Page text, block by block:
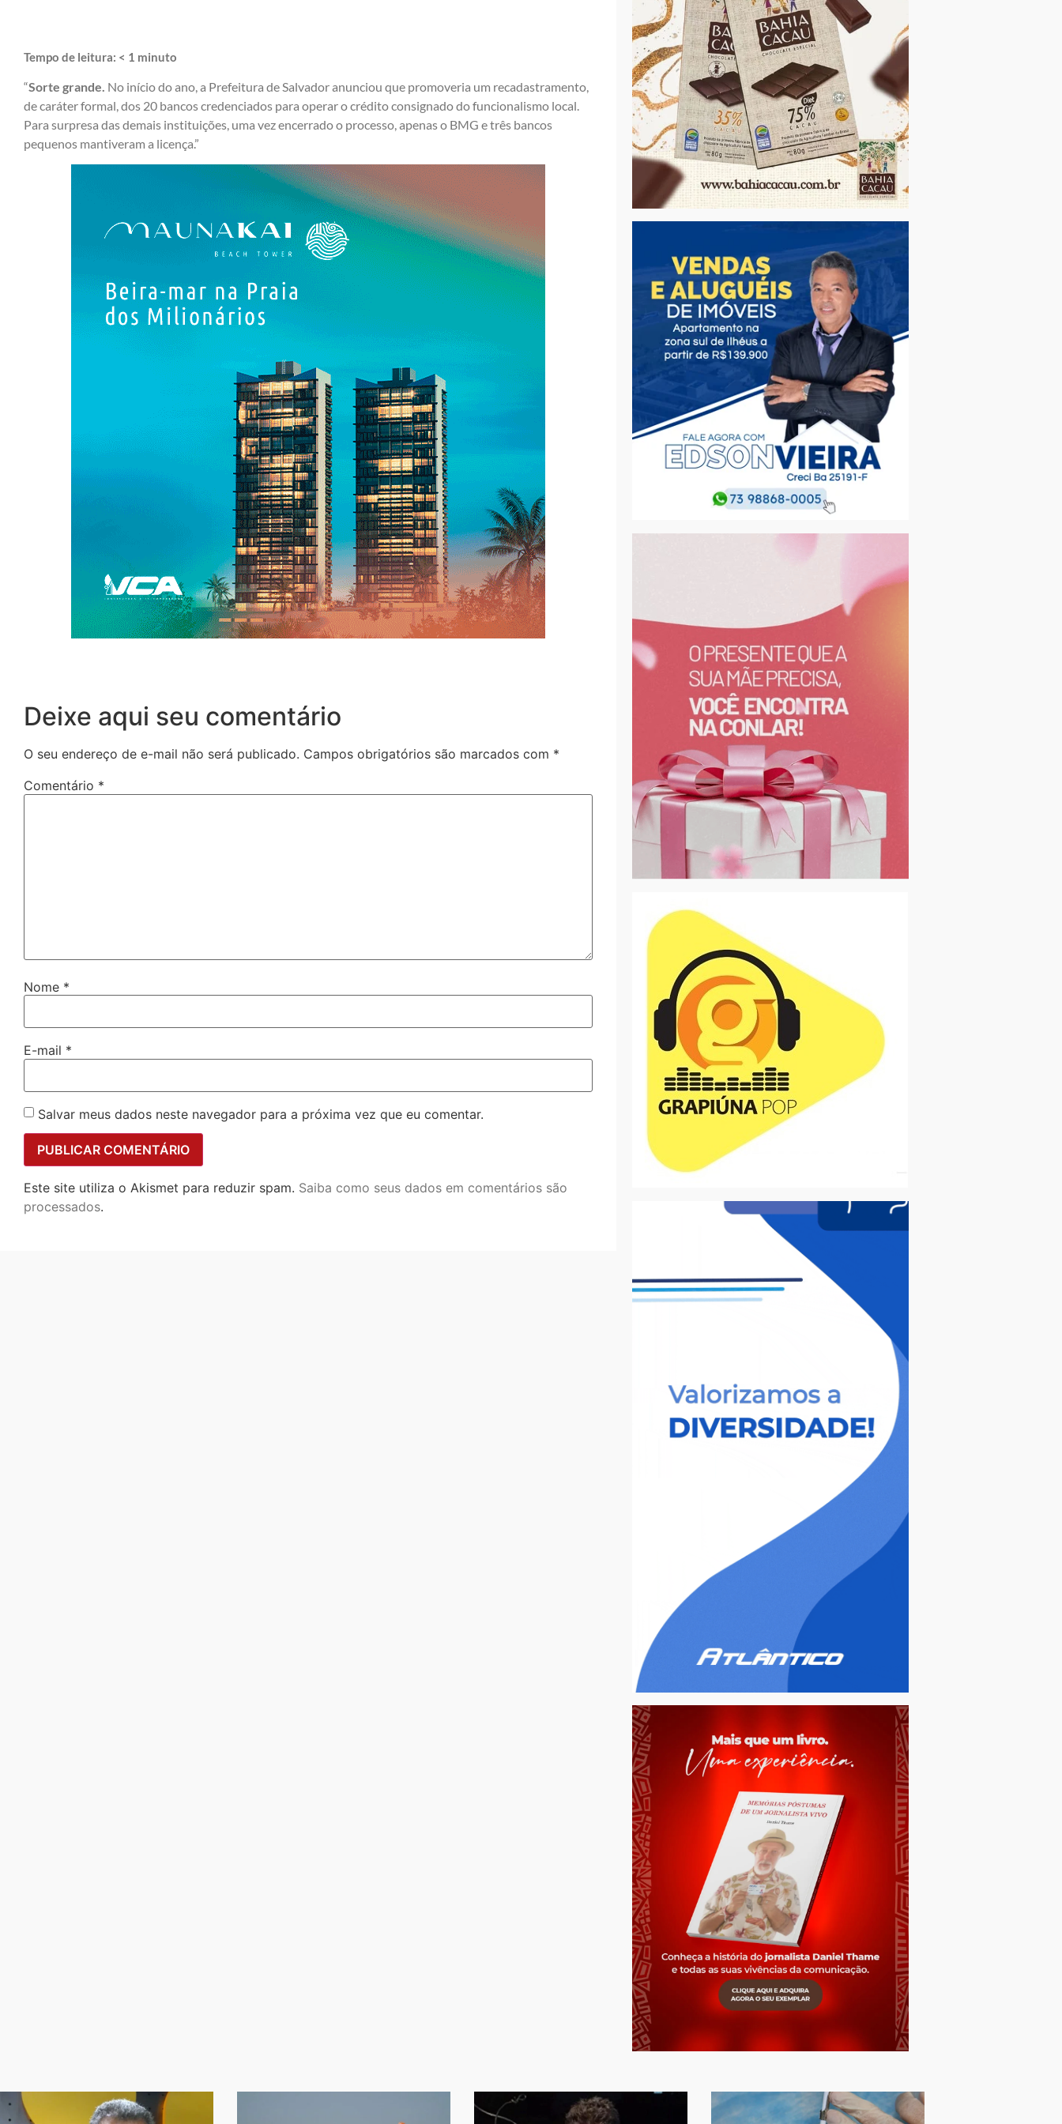
Tempo de leitura: < 1 minuto
“Sorte grande. No início do ano, a Prefeitura de Salvador anunciou que promoveria um recadastramento,
de caráter formal, dos 20 bancos credenciados para operar o crédito consignado do funcionalismo local.
Para surpresa das demais instituições, uma vez encerrado o processo, apenas o BMG e três bancos
pequenos mantiveram a licença.”
Deixe aqui seu comentário
O seu endereço de e-mail não será publicado. Campos obrigatórios são marcados com *
Comentário *
Nome *
E-mail *
Salvar meus dados neste navegador para a próxima vez que eu comentar.
Este site utiliza o Akismet para reduzir spam. Saiba como seus dados em comentários são
processados.